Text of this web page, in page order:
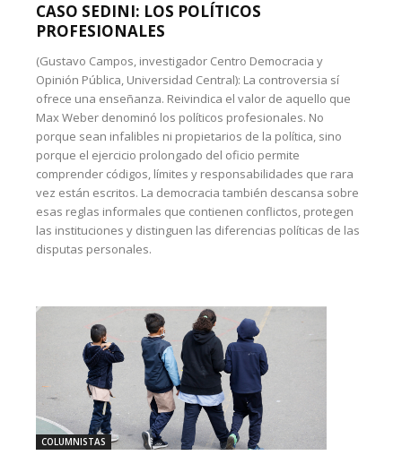
CASO SEDINI: LOS POLÍTICOS
PROFESIONALES
(Gustavo Campos, investigador Centro Democracia y
Opinión Pública, Universidad Central): La controversia sí
ofrece una enseñanza. Reivindica el valor de aquello que
Max Weber denominó los políticos profesionales. No
porque sean infalibles ni propietarios de la política, sino
porque el ejercicio prolongado del oficio permite
comprender códigos, límites y responsabilidades que rara
vez están escritos. La democracia también descansa sobre
esas reglas informales que contienen conflictos, protegen
las instituciones y distinguen las diferencias políticas de las
disputas personales.
COLUMNISTAS